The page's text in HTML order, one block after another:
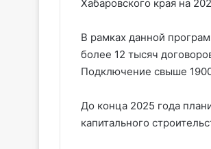
Хабаровского края на
В рамках данной
более 12 тысяч
Подключение свыше
До конца 2025 года
капитального